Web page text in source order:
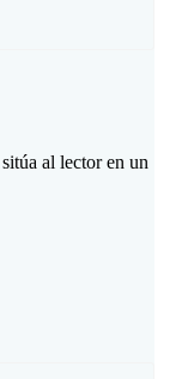
al lector en un